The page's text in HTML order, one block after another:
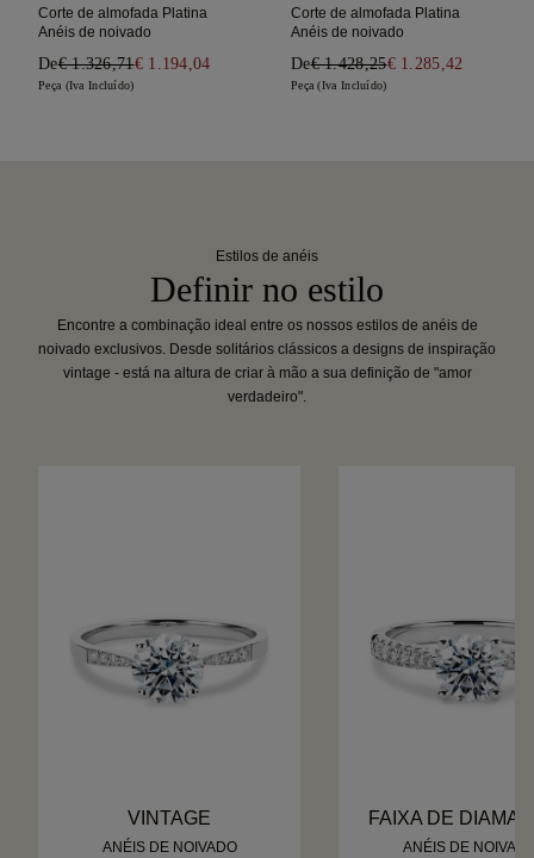
Corte de almofada Platina
Anéis de noivado
De€ 1.326,71€ 1.194,04
Peça (Iva Incluído)
Corte de almofada Platina
Anéis de noivado
De€ 1.428,25€ 1.285,42
Peça (Iva Incluído)
Estilos de anéis
Definir no estilo
Encontre a combinação ideal entre os nossos estilos de anéis de
noivado exclusivos. Desde solitários clássicos a designs de inspiração
vintage - está na altura de criar à mão a sua definição de "amor
verdadeiro".
VINTAGE
ANÉIS DE NOIVADO
FAIXA DE
ANÉIS DE